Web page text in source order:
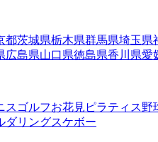
都茨城県栃木県群馬県埼玉県
広島県山口県徳島県香川県愛
ス ゴルフお花見 ピラティス野
ダリングスケボー